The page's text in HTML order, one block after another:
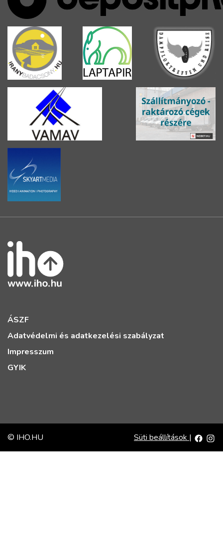
ÁSZF
Adatvédelmi és adatkezelési szabályzat
Impresszum
GYIK
© IHO.HU Süti beállítások|